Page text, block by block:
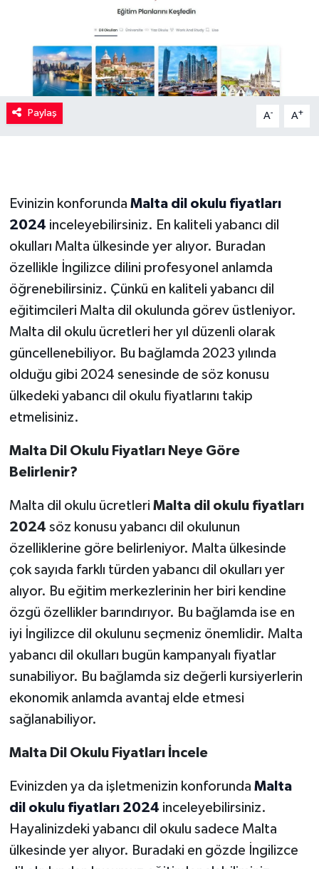
Paylaş A- A+
Evinizin konforunda Malta dil okulu fiyatları
2024 inceleyebilirsiniz. En kaliteli yabancı dil
okulları Malta ülkesinde yer alıyor. Buradan
özellikle İngilizce dilini profesyonel anlamda
öğrenebilirsiniz. Çünkü en kaliteli yabancı dil
eğitimcileri Malta dil okulunda görev üstleniyor.
Malta dil okulu ücretleri her yıl düzenli olarak
güncellenebiliyor. Bu bağlamda 2023 yılında
olduğu gibi 2024 senesinde de söz konusu
ülkedeki yabancı dil okulu fiyatlarını takip
etmelisiniz.
Malta Dil Okulu Fiyatları Neye Göre
Belirlenir?
Malta dil okulu ücretleri Malta dil okulu fiyatları
2024 söz konusu yabancı dil okulunun
özelliklerine göre belirleniyor. Malta ülkesinde
çok sayıda farklı türden yabancı dil okulları yer
alıyor. Bu eğitim merkezlerinin her biri kendine
özgü özellikler barındırıyor. Bu bağlamda ise en
iyi İngilizce dil okulunu seçmeniz önemlidir. Malta
yabancı dil okulları bugün kampanyalı fiyatlar
sunabiliyor. Bu bağlamda siz değerli kursiyerlerin
ekonomik anlamda avantaj elde etmesi
sağlanabiliyor.
Malta Dil Okulu Fiyatları İncele
Evinizden ya da işletmenizin konforunda Malta
dil okulu fiyatları 2024 inceleyebilirsiniz.
Hayalinizdeki yabancı dil okulu sadece Malta
ülkesinde yer alıyor. Buradaki en gözde İngilizce